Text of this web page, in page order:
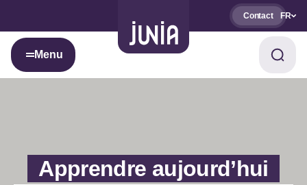
Contact FR
Menu
Apprendre aujourd’hui